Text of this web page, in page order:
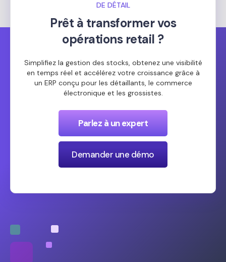
DE DÉTAIL
Prêt à transformer vos
opérations retail ?
Simplifiez la gestion des stocks, obtenez une visibilité
en temps réel et accélérez votre croissance grâce à
un ERP conçu pour les détaillants, le commerce
électronique et les grossistes.
Parlez à un expert
Demander une démo